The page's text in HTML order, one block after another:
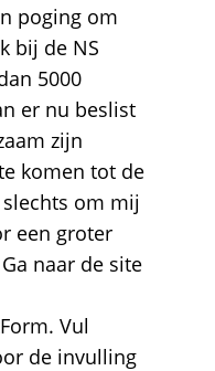
poging om
bij de NS
5000
er nu beslist
zijn
komen tot de
om mij
een groter
naar de site
Vul
de invulling